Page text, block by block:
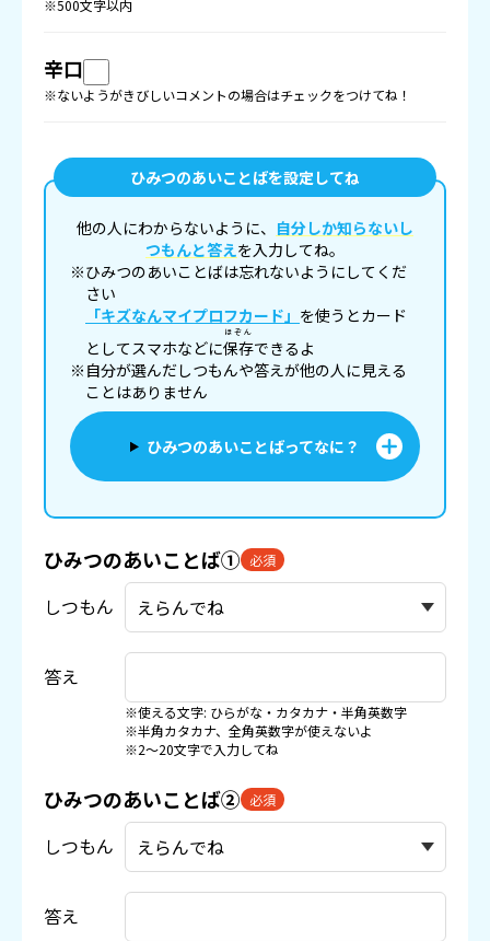
※500文字以内
辛口
※ないようがきびしいコメントの場合はチェックをつけてね！
ひみつのあいことばを設定してね
他の人にわからないように、 自分しか知らないし
つもんと答えを入力してね。
※ひみつのあいことばは忘れないようにしてくだ
さい
「キズなんマイプロフカード」 を使うとカード
としてスマホなどに保存
ほぞん
できるよ
※自分が選んだしつもんや答えが他の人に見える
ことはありません
ひみつのあいことばってなに？
ひみつのあいことば① 必須
しつもん
答え
※使える文字: ひらがな・カタカナ・半角英数字
※半角カタカナ、全角英数字が使えないよ
※2〜20文字で入力してね
ひみつのあいことば② 必須
しつもん
答え